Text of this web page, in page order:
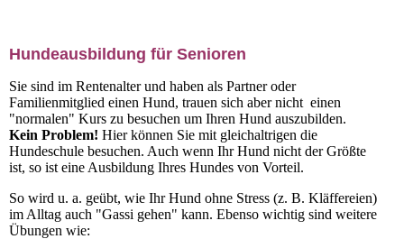
Hundeausbildung für Senioren
Sie sind im Rentenalter und haben als Partner oder
Familienmitglied einen Hund, trauen sich aber nicht einen
"normalen" Kurs zu besuchen um Ihren Hund auszubilden.
Kein Problem! Hier können Sie mit gleichaltrigen die
Hundeschule besuchen. Auch wenn Ihr Hund nicht der Größte
ist, so ist eine Ausbildung Ihres Hundes von Vorteil.
So wird u. a. geübt, wie Ihr Hund ohne Stress (z. B. Kläffereien)
im Alltag auch "Gassi gehen" kann. Ebenso wichtig sind weitere
Übungen wie: